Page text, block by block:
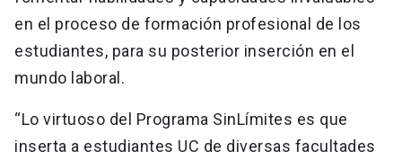
en el proceso de formación profesional de los
estudiantes, para su posterior inserción en el
mundo laboral.
“Lo virtuoso del Programa SinLímites es que
inserta a estudiantes UC de diversas facultades